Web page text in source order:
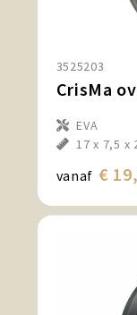
3525203
CrisMa
EVA
17 x 7,5 x
vanaf €